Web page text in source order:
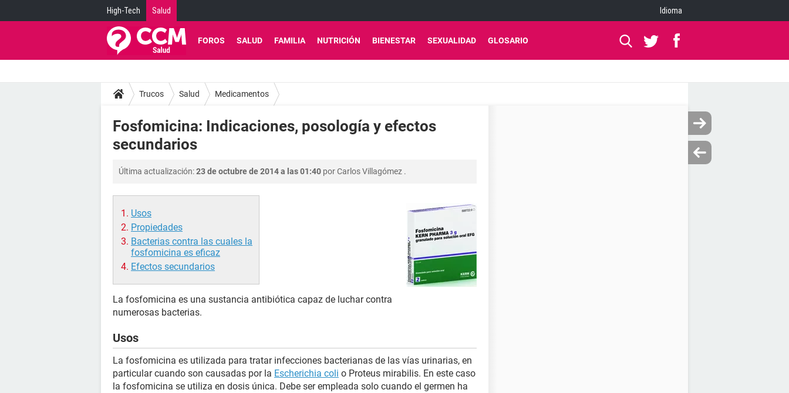
High-Tech Salud Idioma
FOROS SALUD FAMILIA NUTRICIÓN BIENESTAR SEXUALIDAD GLOSARIO
Trucos Salud Medicamentos
Fosfomicina: Indicaciones, posología y efectos
secundarios
Última actualización:23 de octubre de 2014 a las 01:40 porCarlos Villagómez .
Usos
Propiedades
Bacterias contra las cuales la
fosfomicina es eficaz
Efectos secundarios
La fosfomicina es una sustancia antibiótica capaz de luchar contra
numerosas bacterias.
Usos
La fosfomicina es utilizada para tratar infecciones bacterianas de las vías urinarias, en
particular cuando son causadas por la Escherichia coli o Proteus mirabilis. En este caso
la fosfomicina se utiliza en dosis única. Debe ser empleada solo cuando el germen ha